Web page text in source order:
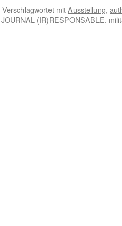
Verschlagwortet mitAusstellung,
JOURNAL (IR)RESPONSABLE,